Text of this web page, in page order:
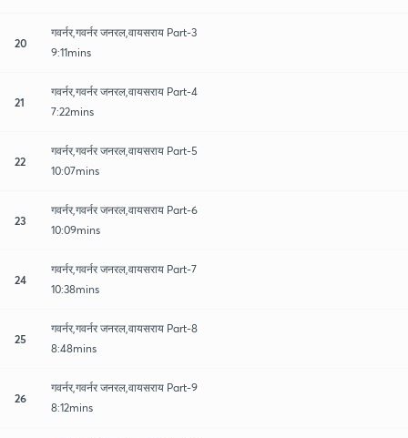
20
गवर्नर,गवर्नर जनरल,वायसराय Part-3
9:11mins
21
गवर्नर,गवर्नर जनरल,वायसराय Part-4
7:22mins
22
गवर्नर,गवर्नर जनरल,वायसराय Part-5
10:07mins
23
गवर्नर,गवर्नर जनरल,वायसराय Part-6
10:09mins
24
गवर्नर,गवर्नर जनरल,वायसराय Part-7
10:38mins
25
गवर्नर,गवर्नर जनरल,वायसराय Part-8
8:48mins
26
गवर्नर,गवर्नर जनरल,वायसराय Part-9
8:12mins